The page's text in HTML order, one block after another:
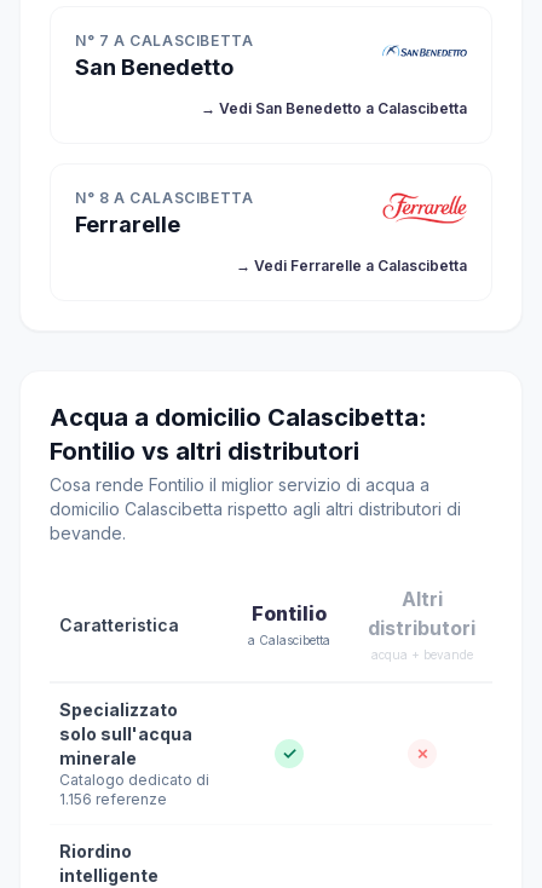
N° 7 A CALASCIBETTA
San Benedetto
→ Vedi San Benedetto a Calascibetta
N° 8 A CALASCIBETTA
Ferrarelle
→ Vedi Ferrarelle a Calascibetta
Acqua a domicilio Calascibetta:
Fontilio vs altri distributori
Cosa rende Fontilio il miglior servizio di acqua a
domicilio Calascibetta rispetto agli altri distributori di
bevande.
Caratteristica Fontilio
a Calascibetta
Altri
distributori
acqua + bevande
Specializzato
solo sull'acqua
minerale
Catalogo dedicato di
1.156 referenze
✓ ✗
Riordino
intelligente